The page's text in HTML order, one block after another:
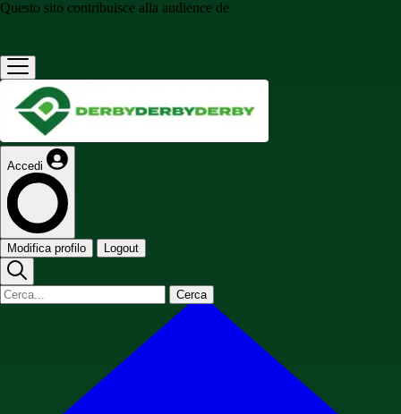
Questo sito contribuisce alla audience de
Accedi
Modifica profilo Logout
Cerca